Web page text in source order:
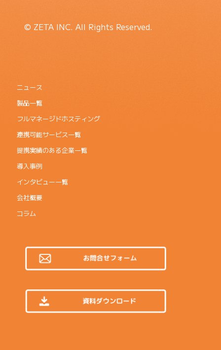
© ZETA INC. All Rights Reserved.
ニュース
製品一覧
フルマネージドホスティング
連携可能サービス一覧
提携実績のある企業一覧
導入事例
インタビュー一覧
会社概要
コラム